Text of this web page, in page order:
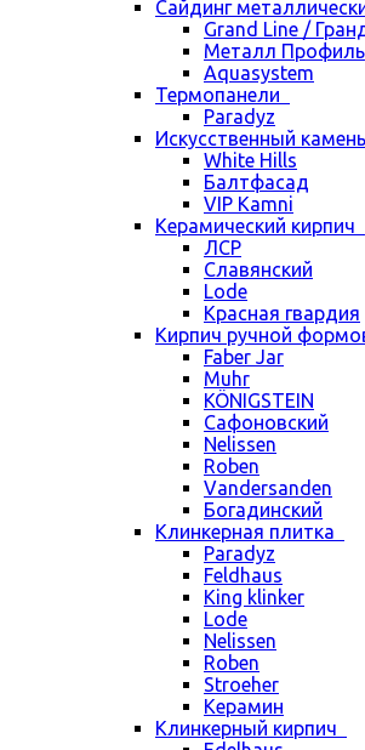
Сайдинг
Grand Line /
Металл Профиль
Aquasystem
Термопанели
Paradyz
Искусственный камень
White Hills
Балтфасад
VIP Kamni
Керамический кирпич
ЛСР
Славянский
Lode
Красная гвардия
Кирпич ручной
Faber Jar
Muhr
KÖNIGSTEIN
Сафоновский
Nelissen
Roben
Vandersanden
Богадинский
Клинкерная плитка
Paradyz
Feldhaus
King klinker
Lode
Nelissen
Roben
Stroeher
Керамин
Клинкерный кирпич